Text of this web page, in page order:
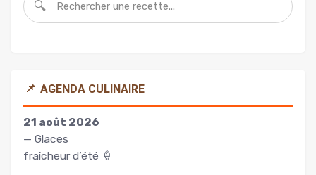
🔍
📌 AGENDA CULINAIRE
21 août 2026
— Glaces
fraîcheur d’été 🍦